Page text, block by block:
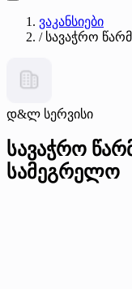
ვაკანსიები
/ სავაჭრო
დ&ლ სერვისი
სავაჭრო
სამეგრელო